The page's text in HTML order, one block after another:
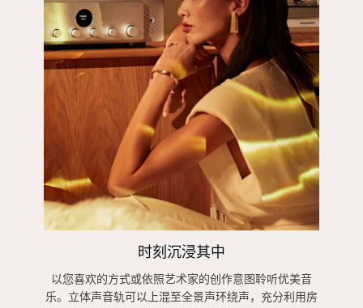
时刻沉浸其中
以您喜欢的方式或依照艺术家的创作意图聆听优美音
乐。立体声音轨可以上混至全景声环绕声，充分利用房